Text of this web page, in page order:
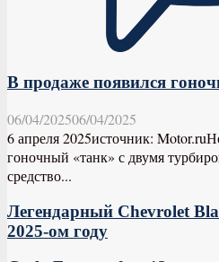
В продаже появился
06/04/202506/04/2025
6 апреля 2025источник:
гоночный «танк» с двумя
средство...
Легендарный Chevrolet
2025-ом году